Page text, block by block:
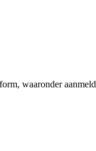
waaronder